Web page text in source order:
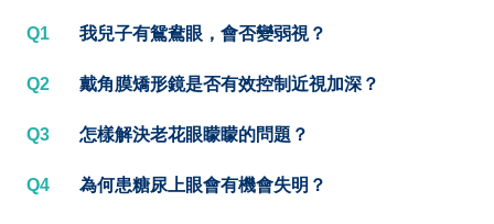
Q1 我兒子有鴛鴦眼，會否變弱視？
Q2 戴角膜矯形鏡是否有效控制近視加深？
Q3 怎樣解決老花眼矇矇的問題？
Q4 為何患糖尿上眼會有機會失明？